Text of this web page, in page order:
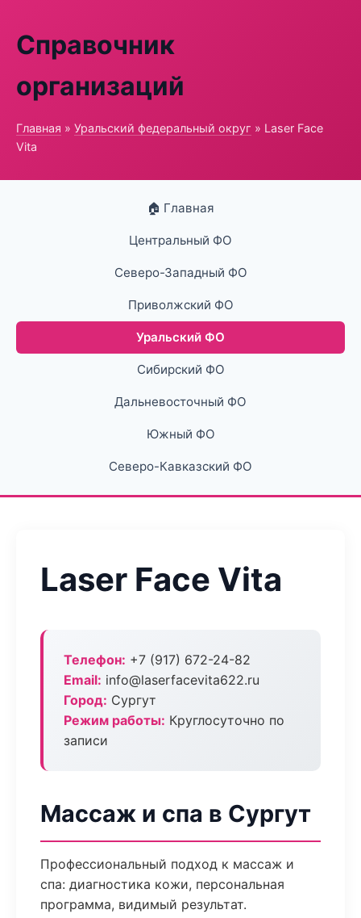
Справочник
организаций
Главная » Уральский федеральный округ » Laser Face
Vita
🏠 Главная
Центральный ФО
Северо-Западный ФО
Приволжский ФО
Уральский ФО
Сибирский ФО
Дальневосточный ФО
Южный ФО
Северо-Кавказский ФО
Laser Face Vita
Телефон: +7 (917) 672-24-82
Email: info@laserfacevita622.ru
Город: Сургут
Режим работы: Круглосуточно по
записи
Массаж и спа в Сургут
Профессиональный подход к массаж и
спа: диагностика кожи, персональная
программа, видимый результат.